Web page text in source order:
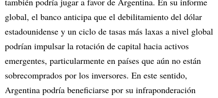
global, el banco anticipa que el debilitamiento del dólar
estadounidense y un ciclo de tasas más laxas a nivel global
podrían impulsar la rotación de capital hacia activos
emergentes, particularmente en países que aún no están
sobrecomprados por los inversores. En este sentido,
Argentina podría beneficiarse por su infraponderación